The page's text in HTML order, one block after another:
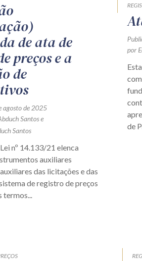
de ata de
preços e a
de
agosto de 2025
Santose
Santos
nº 14.133/21 elenca
auxiliares
das licitações e das
de registro de preços
termos...
por
de